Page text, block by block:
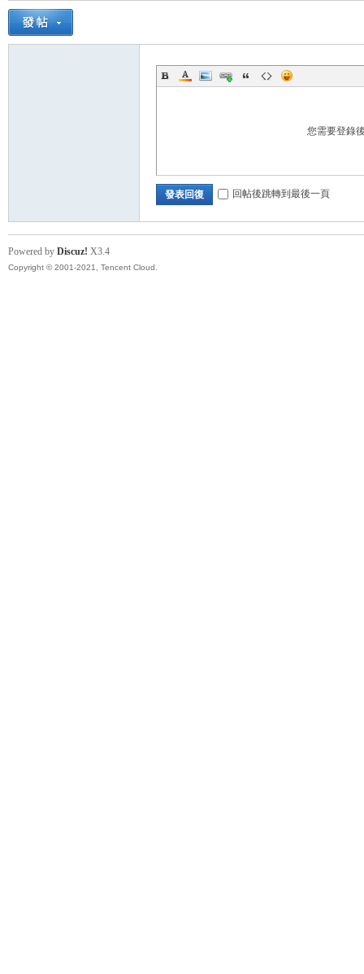
您需要登錄
發表回復 回帖後跳轉到最後一頁
Powered by Discuz! X3.4
Copyright © 2001-2021, Tencent Cloud.